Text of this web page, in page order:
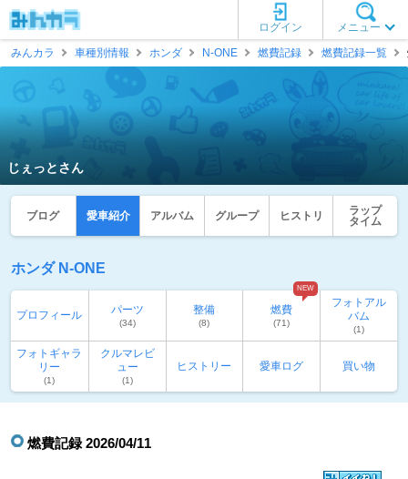
メニュー
ログイン
みんカラ
車種別情報 ホンダ N-ONE 燃費記録 燃費記録一覧
じぇっとさん
ブログ 愛車紹介 アルバム グループ ヒストリ
ラップ
タイム
ホンダ N-ONE
プロフィール パーツ
(34)
整備
(8)
燃費
(71)
NEW
フォトアル
バム
(1)
フォトギャラ
リー
(1)
クルマレビ
ュー
(1)
ヒストリー 愛車ログ 買い物
燃費記録 2026/04/11